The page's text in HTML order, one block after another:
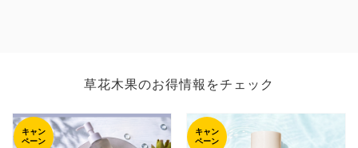
草花木果のお得情報をチェック
キャン
ペーン
キャン
ペーン